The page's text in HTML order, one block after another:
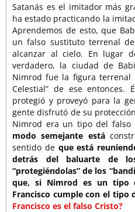
Satanás es el imitador más
ha estado practicando la
Aprendemos de esto, que
un falso sustituto terrenal
alcanzar al cielo. En lugar
verdadero, la ciudad de
Nimrod fue la figura terrenal
Celestial” de ese entonces.
protegió y proveyó para la
gente disfrutó de su
Nimrod era un tipo del falso
modo semejante está
sentido de que está
detrás del baluarte de
“protegiéndolas” de los
que, si Nimrod es un tipo
Francisco cumple con el
Francisco es el falso Cristo?